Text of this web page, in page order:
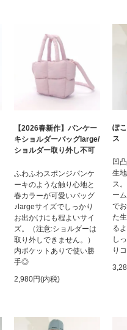
【2026春新作】パンケー
キショルダーバッグlarge/
ショルダー取り外し不可
ふわふわスポンジパンケ
ーキのような触り心地と
春カラーが可愛いバッグ
♪largeサイズでしっかり
お出かけにも程よいサイ
ズ。（注意:ショルダーは
取り外しできません。）
内ポケットありで使い勝
手◎
2,980円(内税)
ぽ
ス
凹
生
ス
ー
で
た
る
し
り